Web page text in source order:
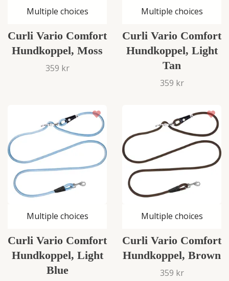
Multiple choices
Curli Vario Comfort
Hundkoppel, Moss
359 kr
Multiple choices
Curli Vario Comfort
Hundkoppel, Light
Tan
359 kr
Multiple choices
Curli Vario Comfort
Hundkoppel, Light
Blue
Multiple choices
Curli Vario Comfort
Hundkoppel, Brown
359 kr